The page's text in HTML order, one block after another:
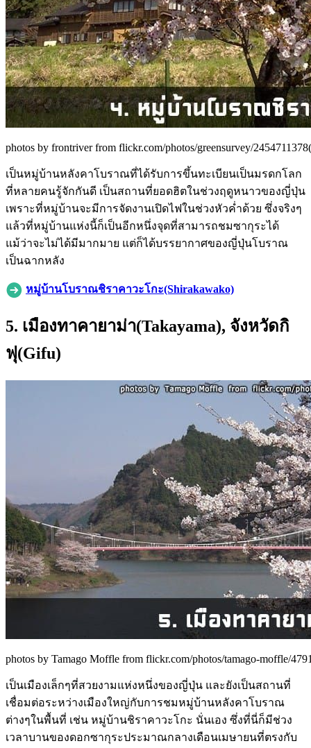
photos by frontriver from flickr.com/photos/greensurvey/
เป็นหมู่บ้านหลังคาโบราณที่ได้รับการขึ้นทะเบียนเป็นมรดกโลก
ที่หลายคนรู้จักกันดี เป็นสถานที่ยอดฮิตในช่วงฤดูหนาวของญี่ปุ่น
เพราะที่หมู่บ้านจะมีการจัดงานเปิดไฟในช่วงหัวค่ำด้วย ซึ่งจริงๆ
แล้วที่หมู่บ้านแห่งนี้ก็เป็นอีกหนึ่งจุดที่สามารถชมซากุระได้
แม้ว่าจะไม่ได้มีมากมาย แต่ก็ได้บรรยากาศของญี่ปุ่นโบราณ
เป็นฉากหลัง
หมู่บ้านโบราณชิราคาวะโกะ(Shirakawako)
5. เมืองทาคายาม่า(Takayama), จังหวัดกิ
ฟุ(Gifu)
photos by Tamago Moffle from flickr.com/photos/tamago-moffle/
เป็นเมืองเล็กๆที่สวยงามแห่งหนึ่งของญี่ปุ่น และยังเป็นสถานที่
เชื่อมต่อระหว่างเมืองใหญ่กับการชมหมู่บ้านหลังคาโบราณ
ต่างๆในพื้นที่ เช่น หมู่บ้านชิราคาวะโกะ นั่นเอง ซึ่งที่นี่ก็มีช่วง
เวลาบานของดอกซากุระประมาณกลางเดือนเมษายนที่ตรงกับ